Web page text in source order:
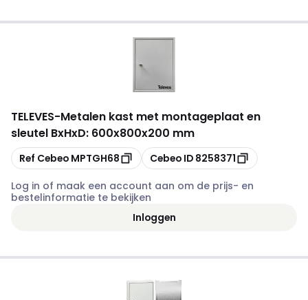
TELEVES-Metalen kast met montageplaat en
sleutel BxHxD: 600x800x200 mm
Kopiëren
Ref Cebeo MPTGH68 Kopiëren
Cebeo ID 8258371
Log in of maak een account aan om de prijs- en
bestelinformatie te bekijken
Inloggen